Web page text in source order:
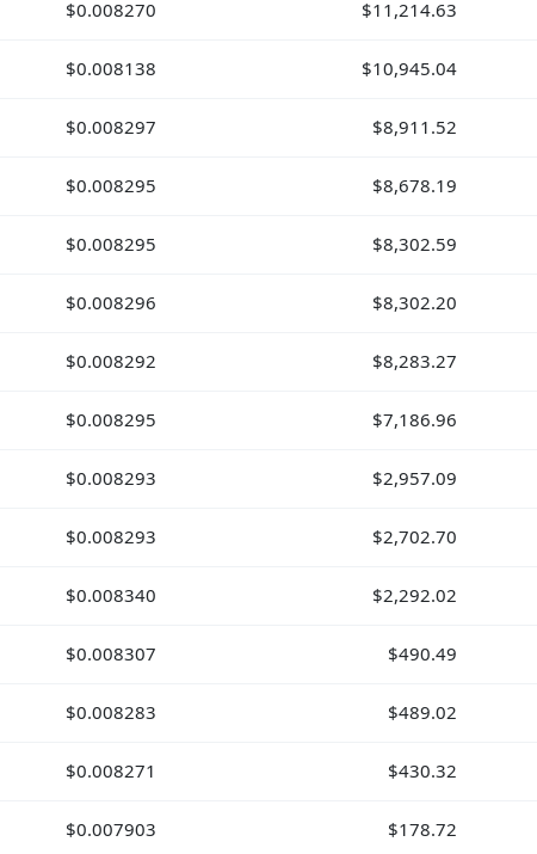
$0.008270 $11,214.63
$0.008138 $10,945.04
$0.008297 $8,911.52
$0.008295 $8,678.19
$0.008295 $8,302.59
$0.008296 $8,302.20
$0.008292 $8,283.27
$0.008295 $7,186.96
$0.008293 $2,957.09
$0.008293 $2,702.70
$0.008340 $2,292.02
$0.008307 $490.49
$0.008283 $489.02
$0.008271 $430.32
$0.007903 $178.72